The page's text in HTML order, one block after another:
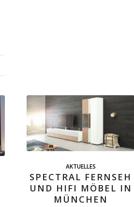
AKTUELLES
SPECTRAL FERNSEH
UND HIFI MÖBEL IN
MÜNCHEN